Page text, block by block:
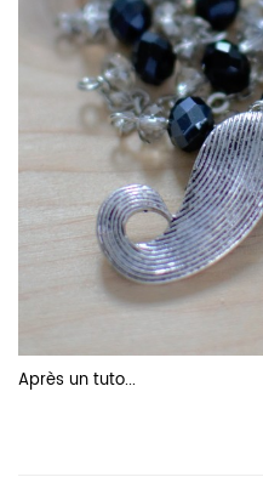
Après untuto...